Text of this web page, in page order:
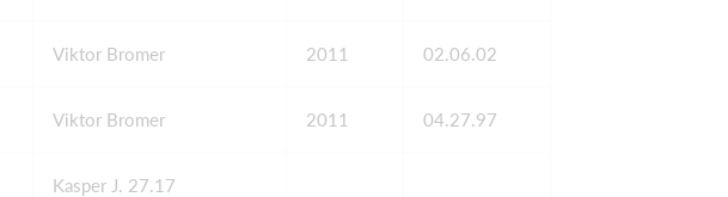
Viktor Bromer 2011 02.06.02
Viktor Bromer 2011 04.27.97
Kasper J. 27.17